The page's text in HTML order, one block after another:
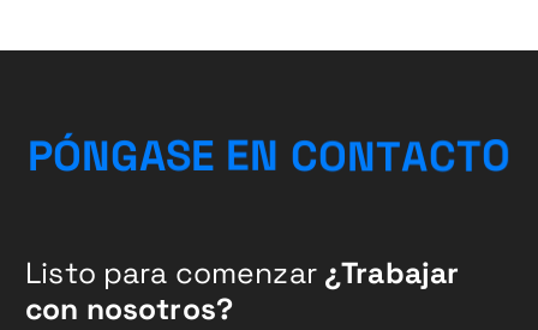
PÓNGASE EN CONTACTO
Listo para comenzar¿Trabajar
con nosotros?